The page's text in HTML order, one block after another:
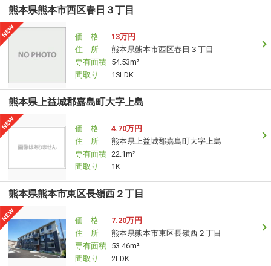
熊本県熊本市西区春日３丁目
価 格
13万円
住 所
熊本県熊本市西区春日３丁目
専有面積 54.53m²
間取り
1SLDK
熊本県上益城郡嘉島町大字上島
価 格
4.70万円
住 所
熊本県上益城郡嘉島町大字上島
専有面積 22.1m²
間取り
1K
熊本県熊本市東区長嶺西２丁目
価 格
7.20万円
住 所
熊本県熊本市東区長嶺西２丁目
専有面積 53.46m²
間取り
2LDK